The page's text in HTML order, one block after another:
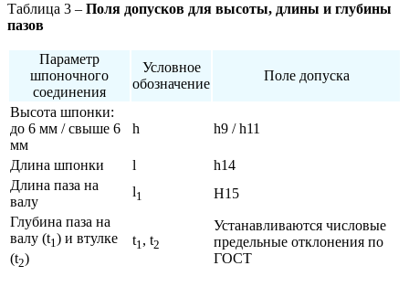
Таблица 3 – Поля допусков для высоты, длины и глубины
пазов
Параметр
шпоночного
соединения
Условное
обозначение
Поле допуска
Высота шпонки:
до 6 мм / свыше 6
мм
h h9 / h11
Длина шпонки l
h14
Длина паза на
валу
l1
H15
Глубина паза на
валу (t1) и втулке
(t2)
t1, t2
Устанавливаются числовые
предельные отклонения по
ГОСТ